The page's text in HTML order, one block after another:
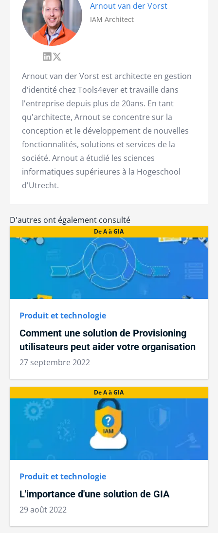
Arnout van der Vorst
IAM Architect
Arnout van der Vorst est architecte en gestion
d'identité chez Tools4ever et travaille dans
l'entreprise depuis plus de 20ans. En tant
qu'architecte, Arnout se concentre sur la
conception et le développement de nouvelles
fonctionnalités, solutions et services de la
société. Arnout a étudié les sciences
informatiques supérieures à la Hogeschool
d'Utrecht.
D'autres ont également consulté
De A à GIA
Produit et technologie
Comment une solution de Provisioning
utilisateurs peut aider votre organisation
27 septembre 2022
De A à GIA
Produit et technologie
L'importance d'une solution de GIA
29 août 2022